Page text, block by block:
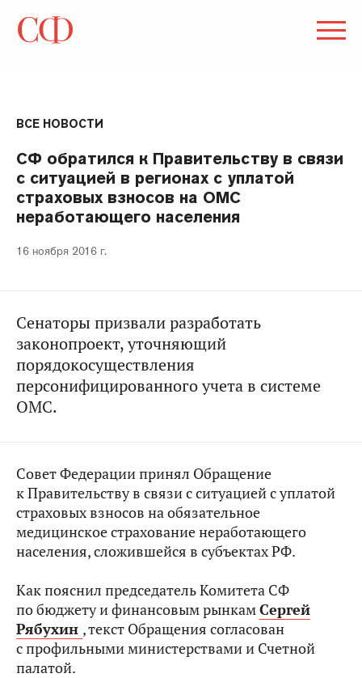
ВСЕ НОВОСТИ
СФ обратился к Правительству в связи
с ситуацией в регионах с уплатой
страховых взносов на ОМС
неработающего населения
16 ноября 2016 г.
Сенаторы призвали разработать
законопроект, уточняющий
порядокосуществления
персонифицированного учета в системе
ОМС.
Совет Федерации принял Обращение
к Правительству в связи с ситуацией с уплатой
страховых взносов на обязательное
медицинское страхование неработающего
населения, сложившейся в субъектах РФ.
Как пояснил председатель Комитета СФ
по бюджету и финансовым рынкамСергей
Рябухин , текст Обращения согласован
с профильными министерствами и Счетной
палатой.